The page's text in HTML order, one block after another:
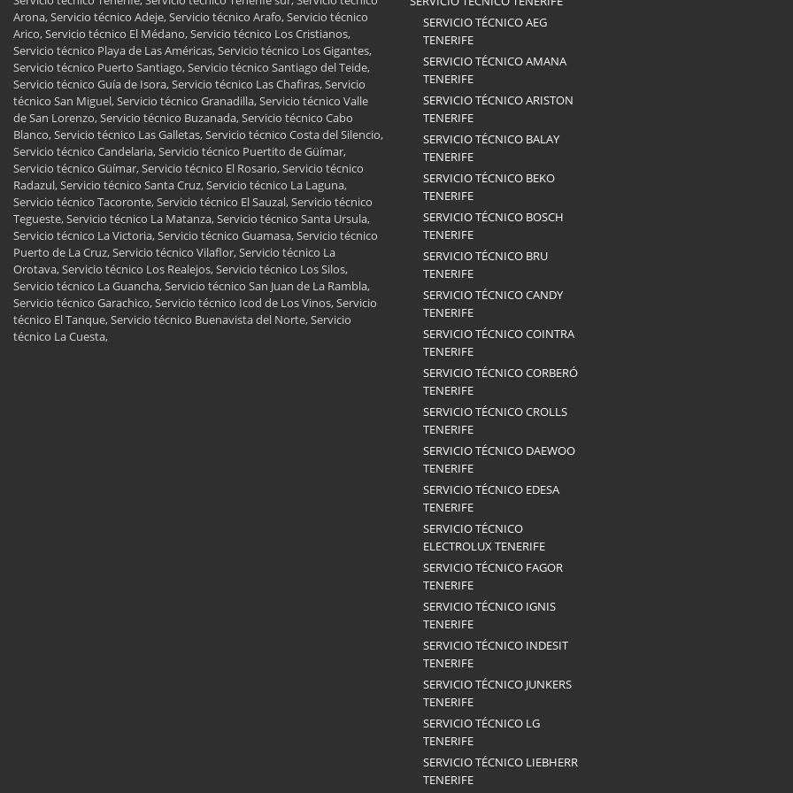
Arona, Servicio técnico Adeje, Servicio técnico Arafo, Servicio técnico
Arico, Servicio técnico El Médano, Servicio técnico Los Cristianos,
Servicio técnico Playa de Las Américas, Servicio técnico Los Gigantes,
Servicio técnico Puerto Santiago, Servicio técnico Santiago del Teide,
Servicio técnico Guía de Isora, Servicio técnico Las Chafiras, Servicio
técnico San Miguel, Servicio técnico Granadilla, Servicio técnico Valle
de San Lorenzo, Servicio técnico Buzanada, Servicio técnico Cabo
Blanco, Servicio técnico Las Galletas, Servicio técnico Costa del Silencio,
Servicio técnico Candelaria, Servicio técnico Puertito de Güímar,
Servicio técnico Güímar, Servicio técnico El Rosario, Servicio técnico
Radazul, Servicio técnico Santa Cruz, Servicio técnico La Laguna,
Servicio técnico Tacoronte, Servicio técnico El Sauzal, Servicio técnico
Tegueste, Servicio técnico La Matanza, Servicio técnico Santa Ursula,
Servicio técnico La Victoria, Servicio técnico Guamasa, Servicio técnico
Puerto de La Cruz, Servicio técnico Vilaflor, Servicio técnico La
Orotava, Servicio técnico Los Realejos, Servicio técnico Los Silos,
Servicio técnico La Guancha, Servicio técnico San Juan de La Rambla,
Servicio técnico Garachico, Servicio técnico Icod de Los Vinos, Servicio
técnico El Tanque, Servicio técnico Buenavista del Norte, Servicio
técnico La Cuesta,
SERVICIO TÉCNICO AEG
TENERIFE
SERVICIO TÉCNICO AMANA
TENERIFE
SERVICIO TÉCNICO ARISTON
TENERIFE
SERVICIO TÉCNICO BALAY
TENERIFE
SERVICIO TÉCNICO BEKO
TENERIFE
SERVICIO TÉCNICO BOSCH
TENERIFE
SERVICIO TÉCNICO BRU
TENERIFE
SERVICIO TÉCNICO CANDY
TENERIFE
SERVICIO TÉCNICO COINTRA
TENERIFE
SERVICIO TÉCNICO CORBERÓ
TENERIFE
SERVICIO TÉCNICO CROLLS
TENERIFE
SERVICIO TÉCNICO DAEWOO
TENERIFE
SERVICIO TÉCNICO EDESA
TENERIFE
SERVICIO TÉCNICO
ELECTROLUX TENERIFE
SERVICIO TÉCNICO FAGOR
TENERIFE
SERVICIO TÉCNICO IGNIS
TENERIFE
SERVICIO TÉCNICO INDESIT
TENERIFE
SERVICIO TÉCNICO JUNKERS
TENERIFE
SERVICIO TÉCNICO LG
TENERIFE
SERVICIO TÉCNICO LIEBHERR
TENERIFE